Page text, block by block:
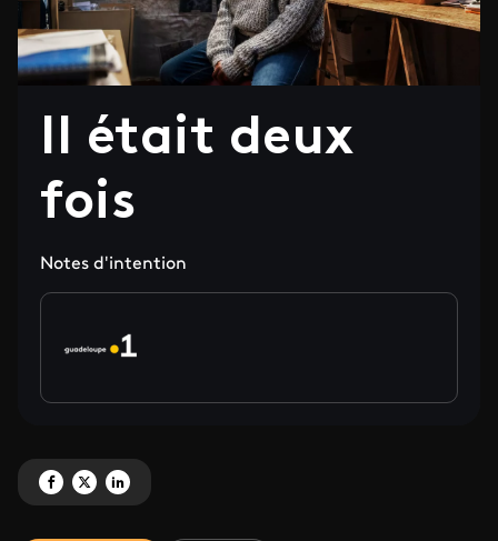
Il était deux
fois
Notes d'intention
Partagez 'Il était deux fois' sur Facebook
Partagez 'Il était deux fois' sur X
Partagez 'Il était deux fois' sur LinkedIn